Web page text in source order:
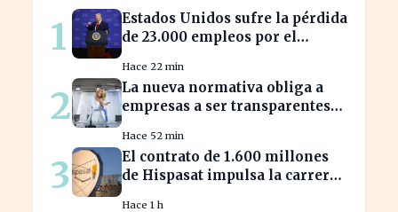
1
Estados Unidos sufre la pérdida
de 23.000 empleos por el
Hace 22 min
2
La nueva normativa obliga a
empresas a ser transparentes
trabajadores en puestos
similares
Hace 52 min
3
El contrato de 1.600 millones
de Hispasat impulsa la carrera
Hace 1 h